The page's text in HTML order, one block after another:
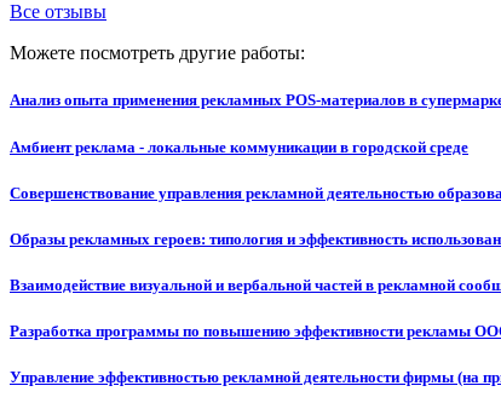
Все отзывы
Можете посмотреть другие работы:
Анализ опыта применения рекламных POS-материалов в
Амбиент реклама - локальные коммуникации в городской среде
Совершенствование управления рекламной деятельностью
Образы рекламных героев: типология и эффективность
Взаимодействие визуальной и вербальной частей в рекламной
Разработка программы по повышению эффективности рекламы
Управление эффективностью рекламной деятельности фирмы (на